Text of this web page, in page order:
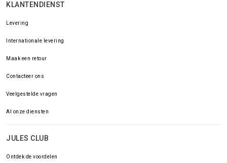
KLANTENDIENST
Levering
Internationale levering
Maak een retour
Contacteer ons
Veelgestelde vragen
Al onze diensten
JULES CLUB
Ontdek de voordelen